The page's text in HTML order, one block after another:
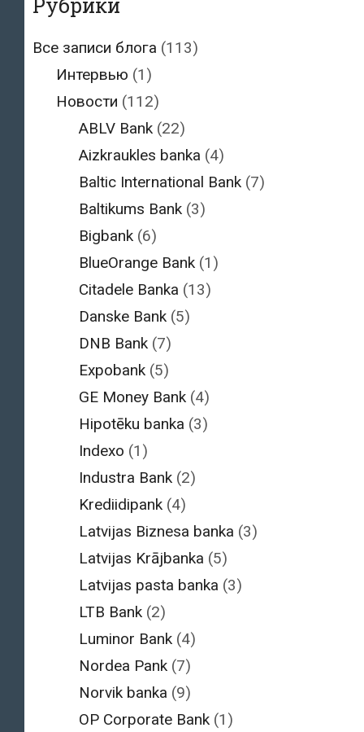
Все записи блога (113)
Интервью (1)
Новости (112)
ABLV Bank (22)
Aizkraukles banka (4)
Baltic International Bank (7)
Baltikums Bank (3)
Bigbank (6)
BlueOrange Bank (1)
Citadele Banka (13)
Danske Bank (5)
DNB Bank (7)
Expobank (5)
GE Money Bank (4)
Hipotēku banka (3)
Indexo (1)
Industra Bank (2)
Krediidipank (4)
Latvijas Biznesa banka (3)
Latvijas Krājbanka (5)
Latvijas pasta banka (3)
LTB Bank (2)
Luminor Bank (4)
Nordea Pank (7)
Norvik banka (9)
OP Corporate Bank (1)